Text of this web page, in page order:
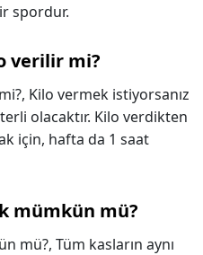
spordur.
verilir mi?
Kilo vermek istiyorsanız
olacaktır. Kilo verdikten
için, hafta da 1 saat
mümkün mü?
mü?, Tüm kasların aynı